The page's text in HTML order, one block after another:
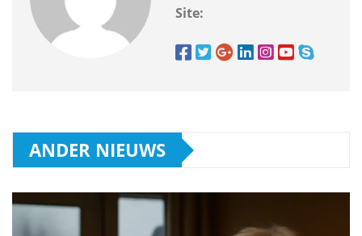
Site:
ANDER NIEUWS